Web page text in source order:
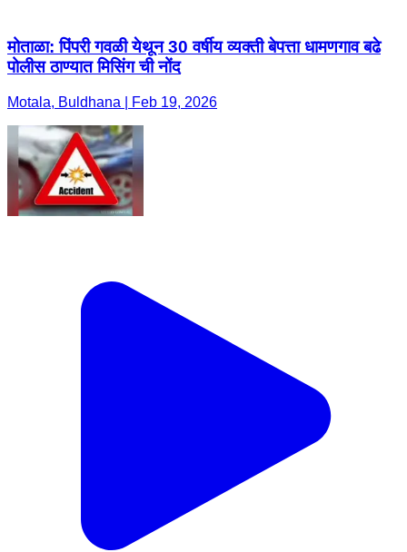
मोताळा: पिंपरी गवळी येथून 30 वर्षीय व्यक्ती बेपत्ता धामणगाव बढे
पोलीस ठाण्यात मिसिंग ची नोंद
Motala, Buldhana | Feb 19, 2026